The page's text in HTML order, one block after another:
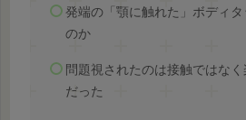
発端の「顎に触れた」ボディ
のか
問題視されたのは接触ではなく
だった